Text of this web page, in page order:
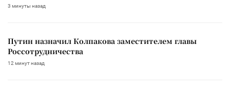
3 минуты назад
Путин назначил Колпакова заместителем главы
Россотрудничества
12 минут назад